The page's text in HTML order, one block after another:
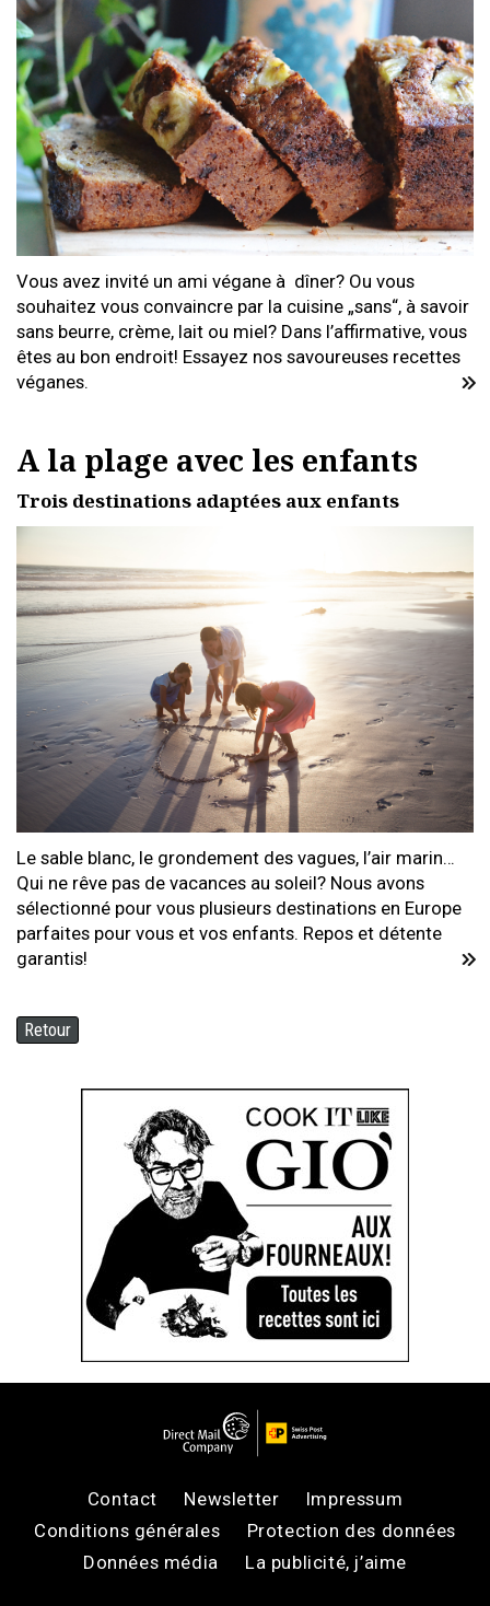
Vous avez invité un ami végane à dîner? Ou vous
souhaitez vous convaincre par la cuisine „sans“, à savoir
sans beurre, crème, lait ou miel? Dans l’affirmative, vous
êtes au bon endroit! Essayez nos savoureuses recettes
véganes.
A la plage avec les enfants
Trois destinations adaptées aux enfants
Le sable blanc, le grondement des vagues, l’air marin…
Qui ne rêve pas de vacances au soleil? Nous avons
sélectionné pour vous plusieurs destinations en Europe
parfaites pour vous et vos enfants. Repos et détente
garantis!
Retour
Contact Newsletter
Impressum
Conditions générales
Protection des données
Données média
La publicité, j’aime